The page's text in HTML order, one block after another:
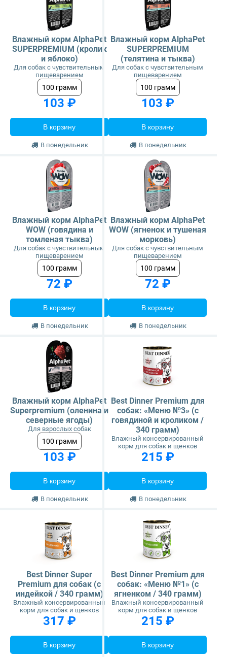
Влажный корм AlphaPet
SUPERPREMIUM (кролик
и яблоко)
Для собак с чувствительным
пищеварением
100 грамм
103 ₽
В корзину
В понедельник
Влажный корм AlphaPet
SUPERPREMIUM
(телятина и тыква)
Для собак с чувствительным
пищеварением
100 грамм
103 ₽
В корзину
В понедельник
Влажный корм AlphaPet
WOW (говядина и
томленая тыква)
Для собак с чувствительным
пищеварением
100 грамм
72 ₽
В корзину
В понедельник
Влажный корм AlphaPet
WOW (ягненок и тушеная
морковь)
Для собак с чувствительным
пищеварением
100 грамм
72 ₽
В корзину
В понедельник
Влажный корм AlphaPet
Superpremium (оленина и
северные ягоды)
Для взрослых собак
100 грамм
103 ₽
В корзину
В понедельник
Best Dinner Premium для
собак: «Меню №3» (с
говядиной и кроликом /
340 грамм)
Влажный консервированный
корм для собак и щенков
215 ₽
В корзину
В понедельник
Best Dinner Super
Premium для собак (с
индейкой / 340 грамм)
Влажный консервированный
корм для собак и щенков
317 ₽
В корзину
Best Dinner Premium для
собак: «Меню №1» (с
ягненком / 340 грамм)
Влажный консервированный
корм для собак и щенков
215 ₽
В корзину